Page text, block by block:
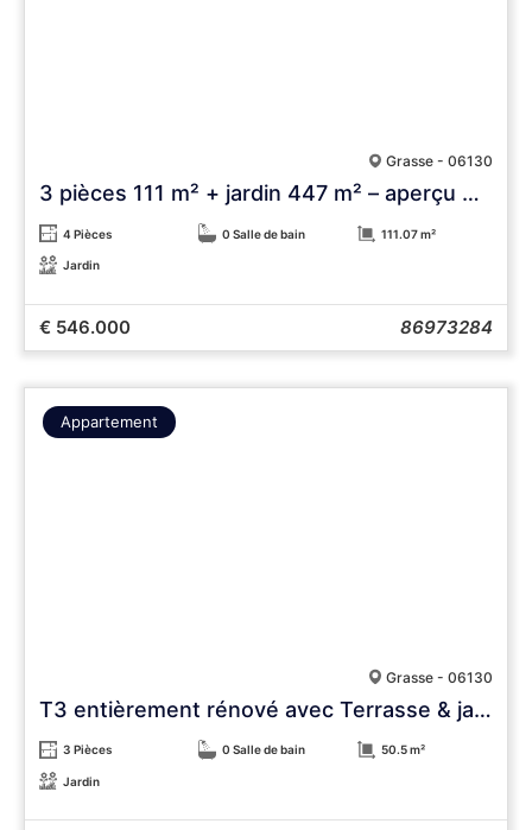
Grasse - 06130
3 pièces 111 m² + jardin 447 m² – aperçu mer
4 Pièces 0 Salle de bain 111.07 m²
Jardin
€ 546.000 86973284
Appartement
Grasse - 06130
T3 entièrement rénové avec Terrasse & jardin.
3 Pièces 0 Salle de bain 50.5 m²
Jardin